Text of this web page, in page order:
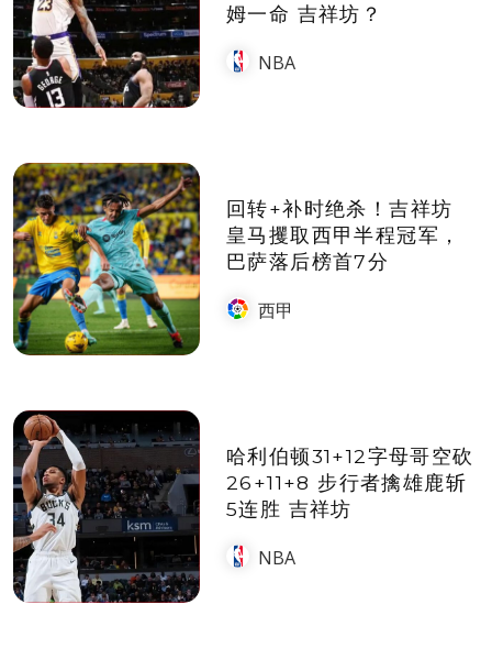
姆一命 吉祥坊？
NBA
回转+补时绝杀！吉祥坊
皇马攫取西甲半程冠军，
巴萨落后榜首7分
西甲
哈利伯顿31+12字母哥空砍
26+11+8 步行者擒雄鹿斩
5连胜 吉祥坊
NBA